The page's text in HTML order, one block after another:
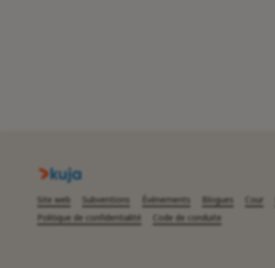
Site web Subventions Événements Blogues Cour
Politique de confidentialité
Code de conduite